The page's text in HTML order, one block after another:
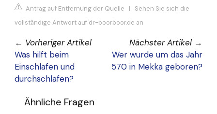
Antrag auf Entfernung der Quelle | Sehen Sie sich die
vollständige Antwort auf dr-boorboor.de an
← Vorheriger Artikel
Was hilft beim
Einschlafen und
durchschlafen?
Nächster Artikel →
Wer wurde um das Jahr
570 in Mekka geboren?
Ähnliche Fragen